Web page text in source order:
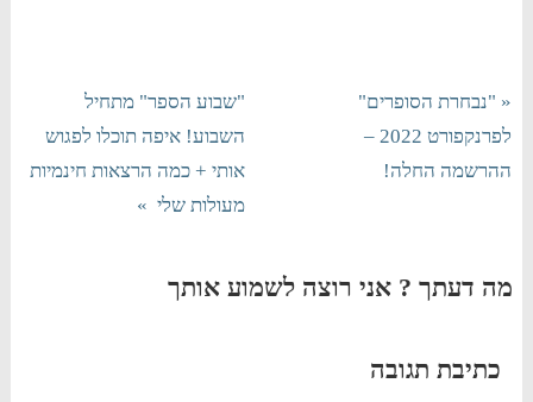
« "נבחרת הסופרים"
לפרנקפורט 2022 –
ההרשמה החלה!
"שבוע הספר" מתחיל
השבוע! איפה תוכלו לפגוש
אותי + כמה הרצאות חינמיות
מעולות שלי »
מה דעתך ? אני רוצה לשמוע אותך
כתיבת תגובה